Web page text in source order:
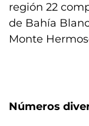
región 22
de Bahía
Monte
Números